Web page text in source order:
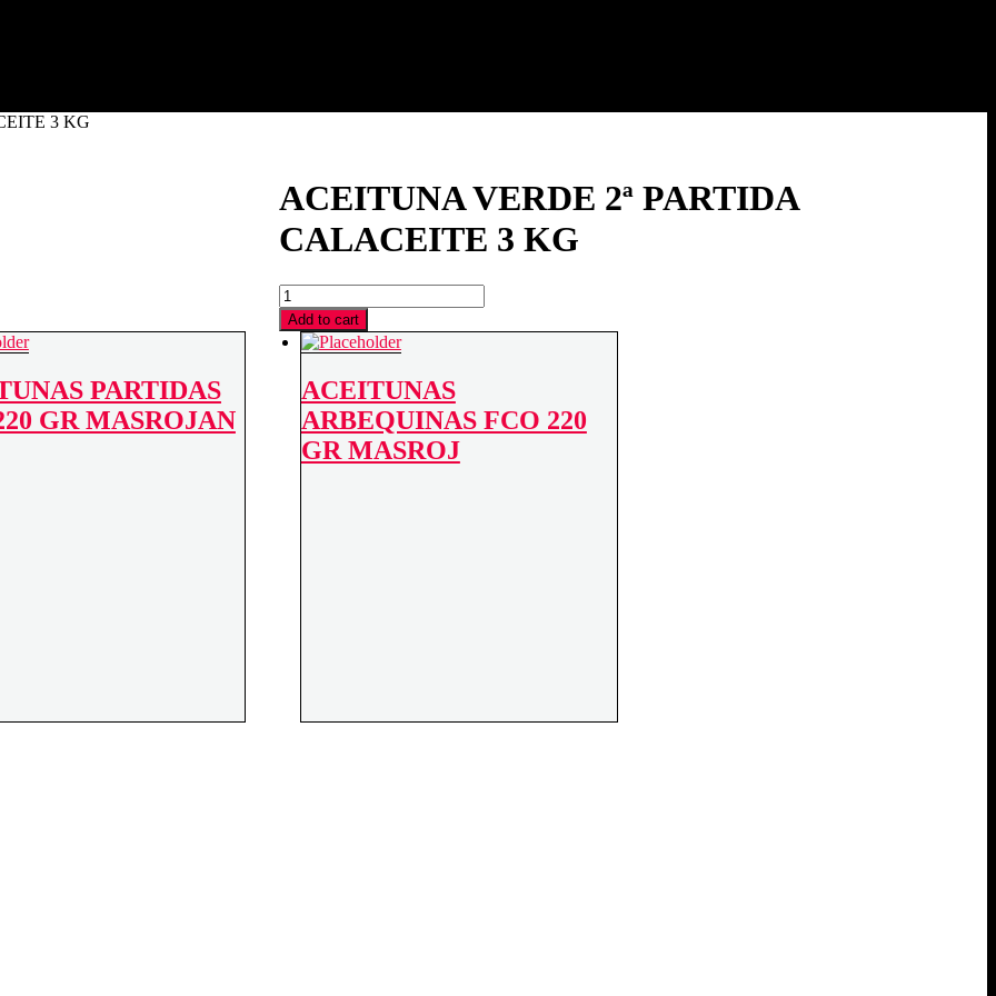
3 KG
ACEITUNA VERDE 2ª PARTIDA
CALACEITE 3 KG
ACEITUNA
VERDE
2ª
PARTIDA
quantity
Add to cart
PARTIDAS
GR MASROJAN
ACEITUNAS
ARBEQUINAS FCO 220
GR MASROJ